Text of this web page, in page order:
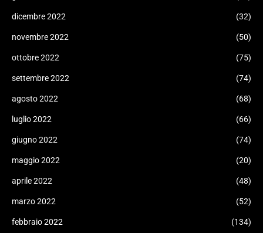
dicembre 2022 (32)
novembre 2022 (50)
ottobre 2022 (75)
settembre 2022 (74)
agosto 2022 (68)
luglio 2022 (66)
giugno 2022 (74)
maggio 2022 (20)
aprile 2022 (48)
marzo 2022 (52)
febbraio 2022 (134)